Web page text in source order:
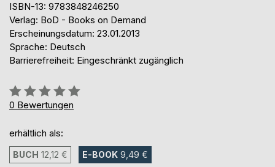
ISBN-13: 9783848246250
Verlag: BoD - Books on Demand
Erscheinungsdatum: 23.01.2013
Sprache: Deutsch
Barrierefreiheit: Eingeschränkt zugänglich
Bewertung::
0%
0 Bewertungen
erhältlich als:
BUCH 12,12 € E-BOOK 9,49 €